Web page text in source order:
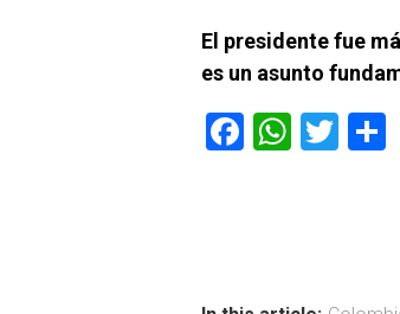
El presidente fue
es un asunto
F
W T